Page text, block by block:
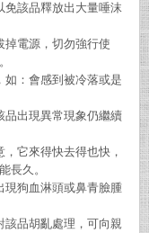
免該品釋放出大量唾沫
掉電源，切勿強行使
如：會感到被冷落或是
品出現異常現象仍繼續
它來得快去得也快，
長久。
現狗血淋頭或鼻青臉腫
該品胡亂處理，可向親